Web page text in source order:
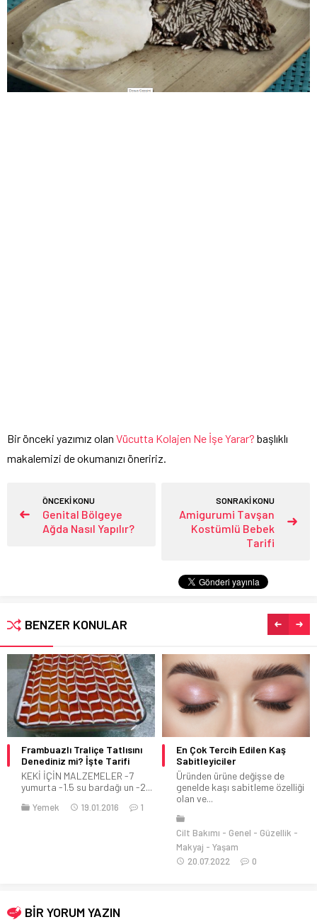
Bir önceki yazımız olan Vücutta Kolajen Ne İşe Yarar? başlıklı
makalemizi de okumanızı öneririz.
ÖNCEKİ KONU
Genital Bölgeye
Ağda Nasıl Yapılır?
SONRAKİ KONU
Amigurumi Tavşan
Kostümlü Bebek
Tarifi
BENZER KONULAR
Frambuazlı Traliçe Tatlısını
Denediniz mi? İşte Tarifi
KEKİ İÇİN MALZEMELER -7
yumurta -1.5 su bardağı un -2...
Yemek 19.01.2016 1
En Çok Tercih Edilen Kaş
Sabitleyiciler
Üründen ürüne değişse de
genelde kaşı sabitleme özelliği
olan ve...
Cilt Bakımı Genel
Güzellik
Makyaj
Yaşam
20.07.2022
0
BİR YORUM YAZIN